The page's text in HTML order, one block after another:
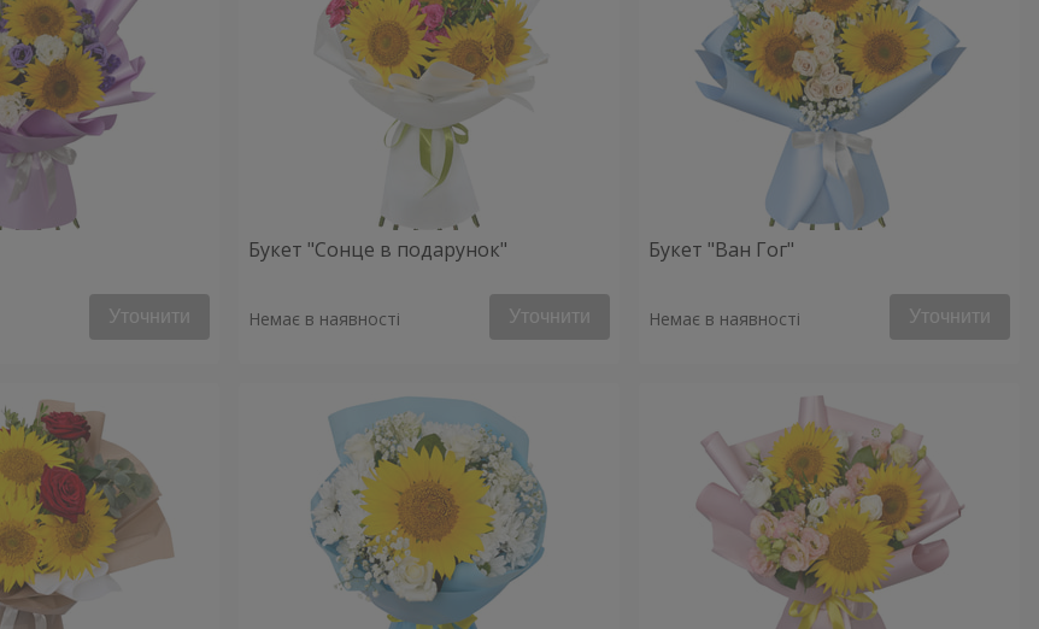
Уточнити
Букет "Сонце в подарунок"
Немає в наявності Уточнити
Букет "Ван Гог"
Немає в наявності Уточнити